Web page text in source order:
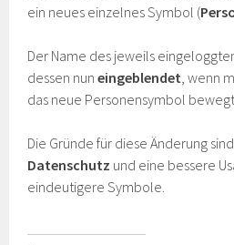
ein neues einzelnes Symbol (
Der Name des jeweils
dessen nuneingeblendet, wenn
das neue Personensymbol
Die Gründe für diese Änderung
Datenschutz und eine bessere
eindeutigere Symbole.